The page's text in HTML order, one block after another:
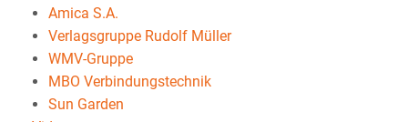
Amica S.A.
Verlagsgruppe Rudolf Müller
WMV-Gruppe
MBO Verbindungstechnik
Sun Garden